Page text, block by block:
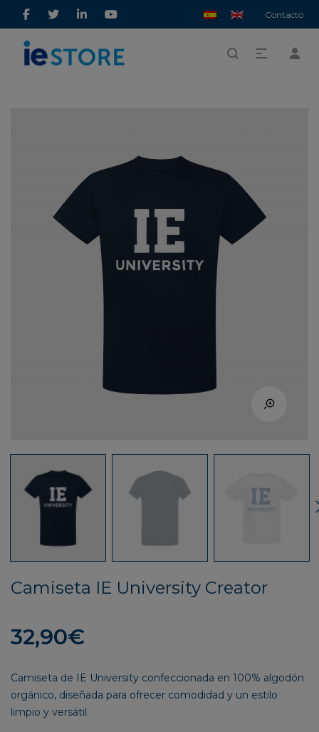
Contacto
Camiseta IE University Creator
32,90€
Camiseta de IE University confeccionada en 100% algodón
orgánico, diseñada para ofrecer comodidad y un estilo
limpio y versátil.